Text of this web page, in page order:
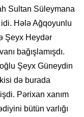
Sultan Süleymana
Hələ Ağqoyunlu
Şeyx Heydər
bağışlamışdı.
Şeyx Güneydin
də burada
Pərixan xanım
bütün varlığı